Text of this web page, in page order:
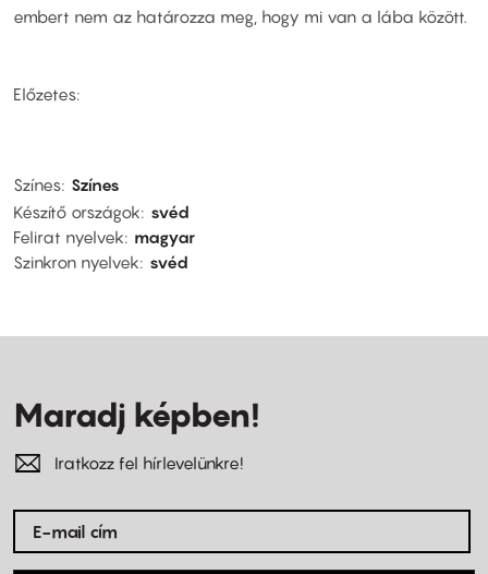
embert nem az határozza meg, hogy mi van a lába között.
Előzetes:
Színes Színes
Készítő országok
svéd
Felirat nyelvek
magyar
Szinkron nyelvek
svéd
Maradj képben!
Iratkozz fel hírlevelünkre!